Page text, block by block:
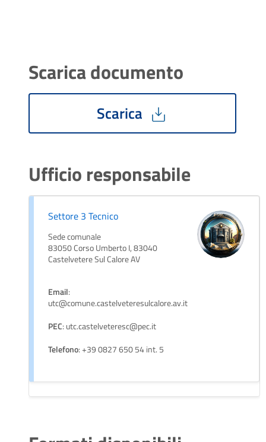
Scarica documento
Scarica
Ufficio responsabile
Settore 3 Tecnico
Sede comunale
83050 Corso Umberto I, 83040
Castelvetere Sul Calore AV
Email:
utc@comune.castelveteresulcalore.av.it
PEC: utc.castelveteresc@pec.it
Telefono: +39 0827 650 54 int. 5